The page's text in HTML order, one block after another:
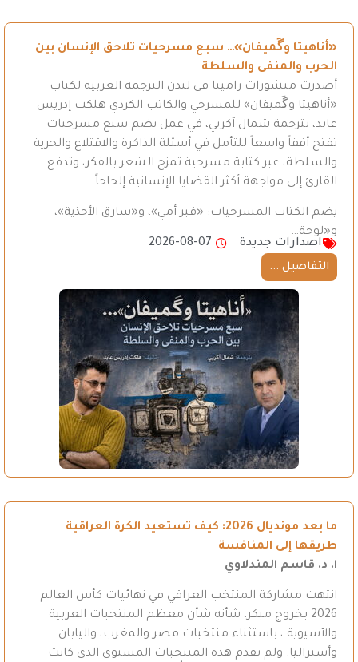
«أناهيتا وگَميفان»… سبع مسرحيات تلاحق الإنسان بين
الحرب والمنفى والسلطة
أصدرت منشورات رامينا في لندن الترجمة العربية لكتاب
«أناهيتا وگَميفان» للمسرحي والكاتب الكردي هلكت إدريس
عابد، بترجمة شمال آكريي، في عمل يضم سبع مسرحيات
تفتح أفقاً واسعاً للتأمل في أسئلة الذاكرة والاقتلاع والحرية
والسلطة، عبر كتابة مسرحية تمزج الشعر بالفكر، وتدفع
القارئ إلى مواجهة أكثر القضايا الإنسانية إلحاحاً.
يضم الكتاب المسرحيات: «قبر أمي»، و«سارق الأحذية»،
و«لوحة…
اصدارات جديدة
2026-08-07
التفاصيل ...
ما بعد مونديال 2026: كيف تستعيد الكرة العراقية
طريقها إلى المنافسة
ا. د. قاسم المندلاوي
انتهت مشاركة المنتخب العراقي في نهائيات كأس العالم
2026 بخروج مبكر، شأنه شأن معظم المنتخبات العربية
والآسيوية ، باستثناء منتخبات مصر والمغرب، واليابان
وأستراليا. ولم تقدم هذه المنتخبات المستوى الذي كانت